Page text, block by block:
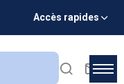
Accès rapides